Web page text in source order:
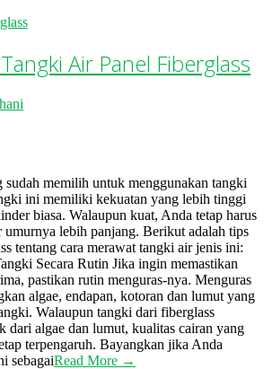
Air Panel Fiberglass
sudah memilih untuk menggunakan tangki
ini memiliki kekuatan yang lebih tinggi
biasa. Walaupun kuat, Anda tetap harus
lebih panjang. Berikut adalah tips
tentang cara merawat tangki air jenis ini:
Secara Rutin Jika ingin memastikan
pastikan rutin menguras-nya. Menguras
algae, endapan, kotoran dan lumut yang
Walaupun tangki dari fiberglass
dari algae dan lumut, kualitas cairan yang
terpengaruh. Bayangkan jika Anda
sebagaiRead More →